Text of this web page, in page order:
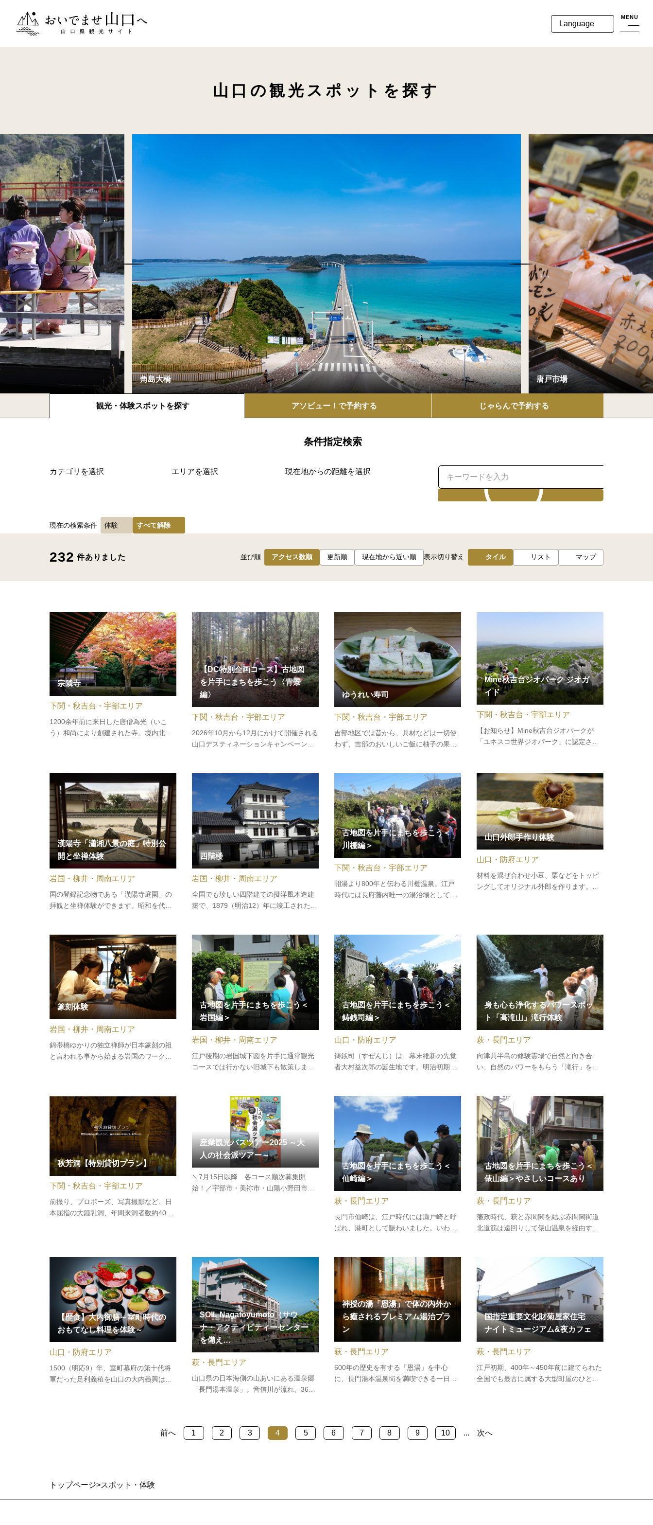
おいでませ山口へー山口県観光サイト MENU
Language
トップページ スポット・体験
山口の観光スポットを探す
観光・体験スポットを探す アソビュー！で予約する じゃらんで予約する
条件指定検索
カテゴリを選択 エリアを選択 現在地からの距離を選択
現在の検索条件 体験 すべて解除
232 件ありました 並び順 アクセス数順 更新順 現在地から近い順 表示切り替え タイル リスト マップ
宗隣寺
1200余年前に来日した唐僧為光（いこ
う）和尚により創建された寺。境内北側
も貴重。築山と池を組み合わせた庭で
龍…
下関・秋吉台・宇部エリア
【DC特別企画コース】古地図
を片手にまちを歩こう〈青景
編〉
2026年10月から12月にかけて開催される
山口デスティネーションキャンペーンを
自然豊かな青景地区。この魅力あふれる
場所を、認定ジオガイドがご案内しま
す。ジオガイドならではの解説を聞き…
下関・秋吉台・宇部エリア
ゆうれい寿司
吉部地区では昔から、具材などは一切使
わず、吉部のおいしいご飯に柚子の果汁
親しまれてきました。現代では、甘辛く
煮たしいたけや、ほぐした白身の魚など
の具材をすし飯で挟み込み、真っ白…
下関・秋吉台・宇部エリア
Mine秋吉台ジオパーク ジオガ
イド
【お知らせ】Mine秋吉台ジオパークが
「ユネスコ世界ジオパーク」に認定され
つながりを通じて、大地の楽しみ方をご
案内します。日本最大級のカルスト台地
「秋吉台」でのトレッキングや特別天…
下関・秋吉台・宇部エリア
漢陽寺「瀟湘八景の庭」特別公
開と坐禅体験
国の登録記念物である「漢陽寺庭園」の
拝観と坐禅体験ができます。昭和を代表
湘八景の庭」を特別公開します。さらに
「瀟湘八景の庭」を前にしての坐禅もDC
期間限定で体験できます！ぜひ漢陽…
岩国・柳井・周南エリア
四階楼
全国でも珍しい四階建ての擬洋風木造建
築で、1879（明治12）年に竣工された県
栄え、この建物は、小方謙九郎を施主と
して、迎賓及び宿泊施設として利用され
ました。全国的にも珍しい4階建て…
岩国・柳井・周南エリア
古地図を片手にまちを歩こう＜
川棚編＞
開湯より800年と伝わる川棚温泉。江戸
時代には長府藩内唯一の湯治場として
の地名を巡り歩きます。［集合場所］川
棚温泉交流センター（下関市豊浦町大…
下関・秋吉台・宇部エリア
山口外郎手作り体験
材料を混ぜ合わせ小豆、栗などをトッピ
ングしてオリジナル外郎を作ります。作
山口・防府エリア
篆刻体験
錦帯橋ゆかりの独立禅師が日本篆刻の祖
と言われる事から始まる岩国のワークシ
っていただきます。予約で待ち時間なく
彫る体験は、事前の打ち合わせから始…
岩国・柳井・周南エリア
古地図を片手にまちを歩こう＜
岩国編＞
江戸後期の岩国城下図を片手に通常観光
コースでは行かない旧城下も散策しま
お屋敷跡、寺谷、墓所等、当時の姿を想
像しながら楽しくウォーキングするツア
ーです。［集合場所］錦帯橋横山側料…
岩国・柳井・周南エリア
古地図を片手にまちを歩こう＜
鋳銭司編＞
鋳銭司（すぜんじ）は、幕末維新の先覚
者大村益次郎の誕生地です。明治初期に
（山口市鋳銭司11422番地）［コース］
鋳銭司郷土館 → 大村神社 →長沢池→ 大
村益次郎・琴子の墓…
山口・防府エリア
身も心も浄化するパワースポッ
ト「高滝山」滝行体験
向津具半島の修験霊場で自然と向き合
い、自然のパワーをもらう「滝行」を体
して挑むことができます。滝の流れ落ち
る水音だけが響く幻想的な空間にはマイ
ナスイオンが溢れます。大自然に囲ま…
萩・長門エリア
秋芳洞【特別貸切プラン】
前撮り、プロポーズ、写真撮影など、日
本屈指の大鍾乳洞、年間来洞者数約40万
19:00 ※12月～2月 閑散期料金50,000円
（税別）～（内容に応じて金額が変わ
下関・秋吉台・宇部エリア
産業観光バスツアー2025 ～大
人の社会派ツアー～
＼7月15日以降 各コース順次募集開
始！／宇部市・美祢市・山陽小野田市・
古地図を片手にまちを歩こう＜
仙崎編＞
長門市仙崎は、江戸時代には瀬戸崎と呼
ばれ、港町として賑わいました。いわし
して商業も盛んでした。古地図を片手に
当時の面影を訪ね歩きます。［集合場
所］長門市観光案内所YUKUTE（道の
駅…
萩・長門エリア
古地図を片手にまちを歩こう＜
俵山編＞やさしいコースあり
藩政時代、萩と赤間関を結ぶ赤間関街道
北道筋は遠回りして俵山温泉を経由する
温泉の町並みを俵山しっちょる会の案内
で古地図片手にめぐります。［集合場
所］熊野神社横湯町区駐車場［コース…
萩・長門エリア
【歴食】大内御膳～室町時代の
おもてなし料理を体験～
1500（明応9）年、室町幕府の第十代将
軍だった足利義稙を山口の大内義興は中
る御膳に仕上げています。当日は、…
山口・防府エリア
SOIL Nagatoyumoto（サウ
ナ・アクティビティーセンター
を備え…
山口県の日本海側の山あいにある温泉郷
「長門湯本温泉」。音信川が流れ、360
Nagatoyumotoは、「自然育」「食育」
萩・長門エリア
神授の湯「恩湯」で体の内外か
ら癒されるプレミアム湯治プラ
ン
600年の歴史を有する「恩湯」を中心
に、長門湯本温泉街を満喫できる一日湯
提供、オリジナル浴衣に身を包んだ温泉
萩・長門エリア
国指定重要文化財菊屋家住宅
ナイトミュージアム&夜カフェ
江戸初期、400年～450年前に建てられた
全国でも最古に属する大型町屋のひとつ
アム菊屋家に代々伝わる家紋入りの…
萩・長門エリア
前へ 1 2 3 4 5 6 7 8 9 10 ... 次へ